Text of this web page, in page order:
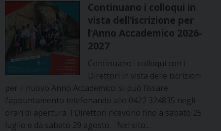
Continuano i colloqui in
vista dell’iscrizione per
l’Anno Accademico 2026-
2027
Continuano i colloqui con i
Direttori in vista delle iscrizioni
per il nuovo Anno Accademico: si può fissare
l’appuntamento telefonando allo 0422 324835 negli
orari di apertura. I Direttori ricevono fino a sabato 25
luglio e da sabato 29 agosto. Nel sito...